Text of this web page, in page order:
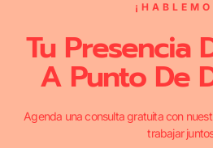
Tu Presencia
A Punto De
Agenda una consulta gratuita con
trabajar